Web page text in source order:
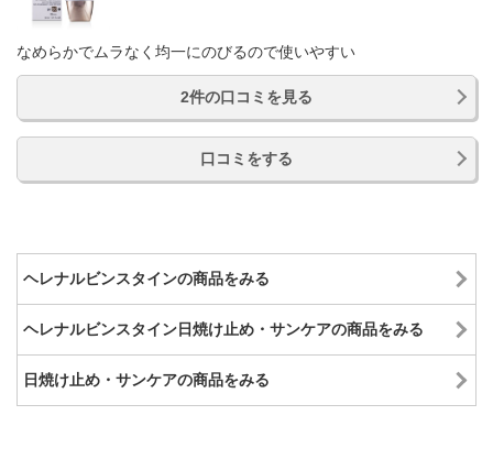
なめらかでムラなく均一にのびるので使いやすい
2件の口コミを見る
口コミをする
ヘレナルビンスタインの商品をみる
ヘレナルビンスタイン日焼け止め・サンケアの商品をみる
日焼け止め・サンケアの商品をみる